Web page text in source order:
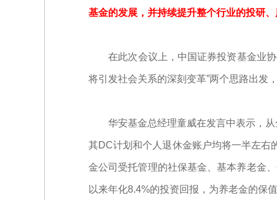
基金的发展，并持续提升整个行业的投研
在此次会议上，中国证券投资基金业协
将引发社会关系的深刻变革”两个思路出发
华安基金总经理童威在发言中表示，从
其DC计划和个人退休金账户均将一半左右
金公司受托管理的社保基金、基本养老金
以来年化8.4%的投资回报，为养老金的保